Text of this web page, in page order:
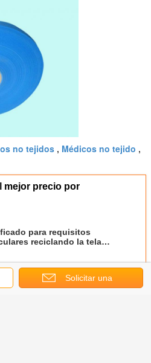
no tejidos , Médicos no tejido ,
mejor precio por
para requisitos
reciclando la tela
del polipropileno
Solicitar una